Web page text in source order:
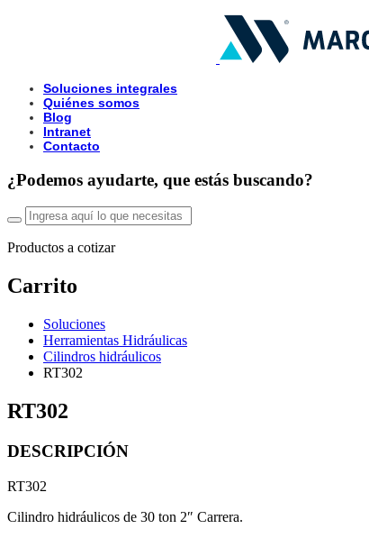
Soluciones integrales
Quiénes somos
Blog
Intranet
Contacto
¿Podemos ayudarte, que estás buscando?
Productos a cotizar
Carrito
Soluciones
Herramientas Hidráulicas
Cilindros hidráulicos
RT302
RT302
DESCRIPCIÓN
RT302
Cilindro hidráulicos de 30 ton 2″ Carrera.